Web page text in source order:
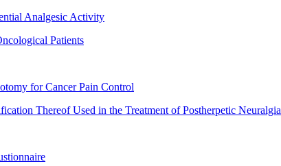
Analgesic Activity
Patients
for Cancer Pain Control
Thereof Used in the Treatment of Postherpetic Neuralgia